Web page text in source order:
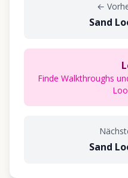
←
Sand
Finde Walkthroughs
Sand